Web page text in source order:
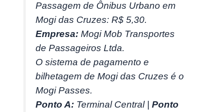
Passagem de Ônibus Urbano em
Mogi das Cruzes: R$ 5,30.
Empresa: Mogi Mob Transportes
de Passageiros Ltda.
O sistema de pagamento e
bilhetagem de Mogi das Cruzes é o
Mogi Passes.
Ponto A: Terminal Central |Ponto